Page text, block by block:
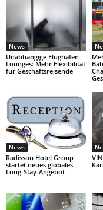
News
Unabhängige Flughafen-
Lounges: Mehr Flexibilität
für Geschäftsreisende
News
Radisson Hotel Group
startet neues globales
Long-Stay-Angebot